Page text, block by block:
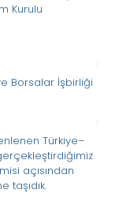
Kurulu
Borsalar İşbirliği
Türkiye–
açısından
taşıdık.